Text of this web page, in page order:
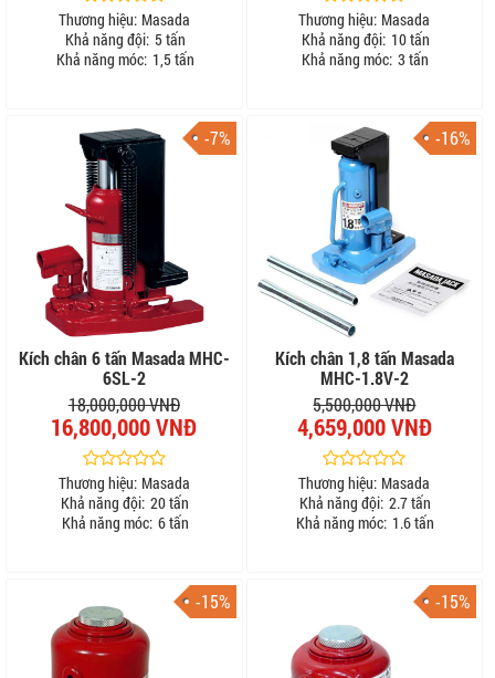
Thương hiệu: Masada
Khả năng đội: 5 tấn
Khả năng móc: 1,5 tấn
Thương hiệu: Masada
Khả năng đội: 10 tấn
Khả năng móc: 3 tấn
-7%
Kích chân 6 tấn Masada MHC-
6SL-2
18,000,000 VNĐ
16,800,000 VNĐ
Thương hiệu: Masada
Khả năng đội: 20 tấn
Khả năng móc: 6 tấn
-16%
Kích chân 1,8 tấn Masada
MHC-1.8V-2
5,500,000 VNĐ
4,659,000 VNĐ
Thương hiệu: Masada
Khả năng đội: 2.7 tấn
Khả năng móc: 1.6 tấn
-15% -15%